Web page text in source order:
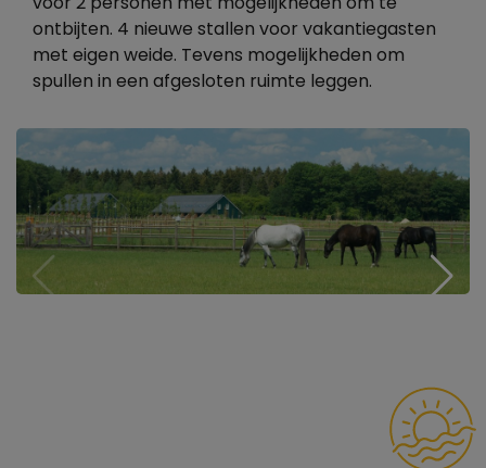
voor 2 personen met mogelijkheden om te
ontbijten. 4 nieuwe stallen voor vakantiegasten
met eigen weide. Tevens mogelijkheden om
spullen in een afgesloten ruimte leggen.